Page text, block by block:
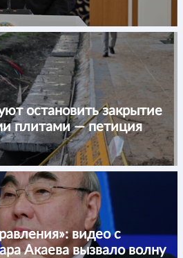
остановить закрытие
плитами — петиция
видео с
Акаева вызвало волну